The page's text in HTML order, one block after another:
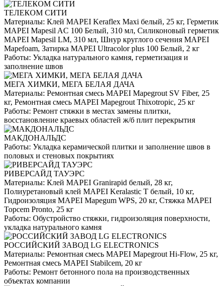
ТЕЛЕКОМ СИТИ
Материалы: Клей MAPEI Keraflex Maxi белый, 25 кг, Герметик
MAPEI Mapesil AC 100 Белый, 310 мл, Силиконовый герметик
MAPEI Mapesil LM, 310 мл, Шнур круглого сечения MAPEI
Mapefoam, Затирка MAPEI Ultracolor plus 100 Белый, 2 кг
Работы: Укладка натурального камня, герметизация и
заполнение швов
МЕГА ХИМКИ, МЕГА БЕЛАЯ ДАЧА
Материалы: Ремонтная смесь MAPEI Mapegrout SV Fiber, 25
кг, Ремонтная смесь MAPEI Mapegrout Thixotropic, 25 кг
Работы: Ремонт стяжки в местах замены плитки,
восстановление краевых областей ж/б плит перекрытия
МАКДОНАЛЬДС
Работы: Укладка керамической плитки и заполнение швов в
половых и стеновых покрытиях
РИВЕРСАЙД ТАУЭРС
Материалы: Клей MAPEI Granirapid белый, 28 кг,
Полиуретановый клей MAPEI Keralastic T белый, 10 кг,
Гидроизоляция MAPEI Mapegum WPS, 20 кг, Стяжка MAPEI
Topcem Pronto, 25 кг
Работы: Обустройство стяжки, гидроизоляция поверхности,
укладка натурального камня
РОССИЙСКИЙ ЗАВОД LG ELECTRONICS
Материалы: Ремонтная смесь MAPEI Mapegrout Hi-Flow, 25 кг,
Ремонтная смесь MAPEI Stabilcem, 20 кг
Работы: Ремонт бетонного пола на производственных
объектах компании